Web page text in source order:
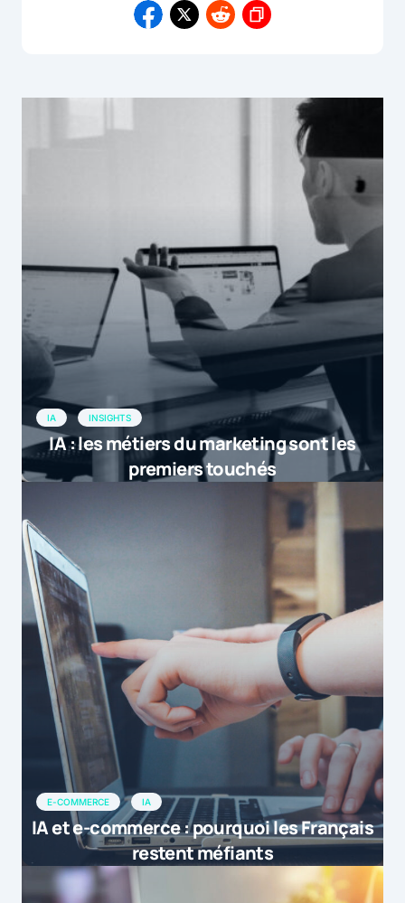
IA INSIGHTS
IA : les métiers du marketing sont les
premiers touchés
E-COMMERCE IA
IA et e-commerce : pourquoi les Français
restent méfiants